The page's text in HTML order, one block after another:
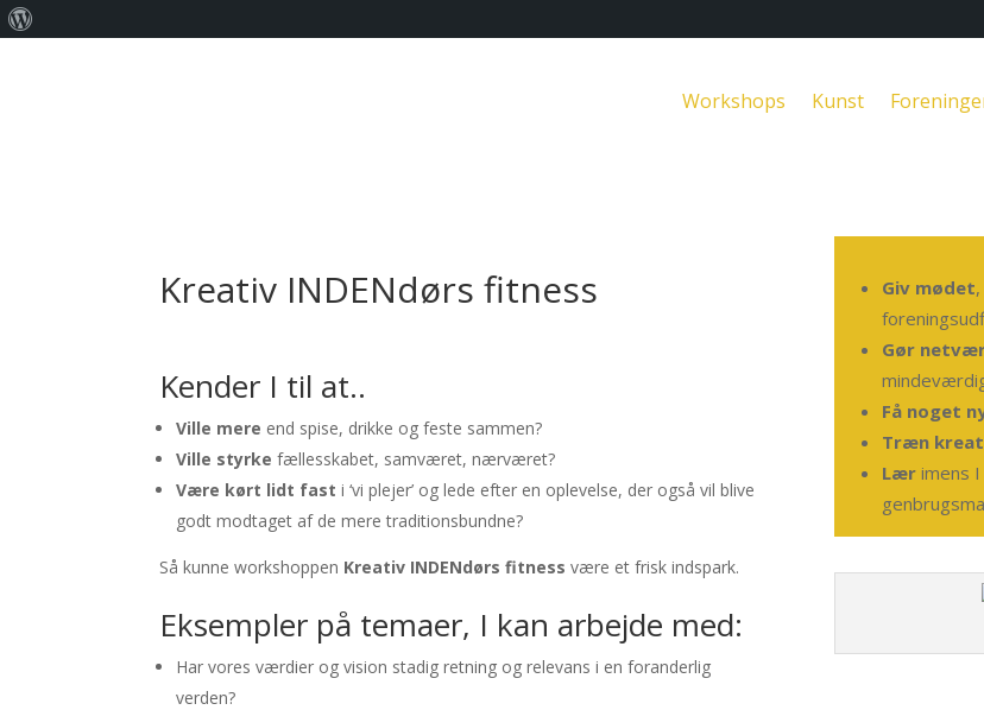
Workshops Kunst
Kreativ INDENdørs fitness
Kender I til at..
Ville mere end spise, drikke og feste sammen?
Ville styrke fællesskabet, samværet, nærværet?
Være kørt lidt fast i ‘vi plejer’ og lede efter en oplevelse, der også vil blive
godt modtaget af de mere traditionsbundne?
Så kunne workshoppen Kreativ INDENdørs fitness være et frisk indspark.
Eksempler på temaer, I kan arbejde med:
Har vores værdier og vision stadig retning og relevans i en foranderlig
verden?
Giv mødet
Gør
Få noget
Træn
Lærimens I